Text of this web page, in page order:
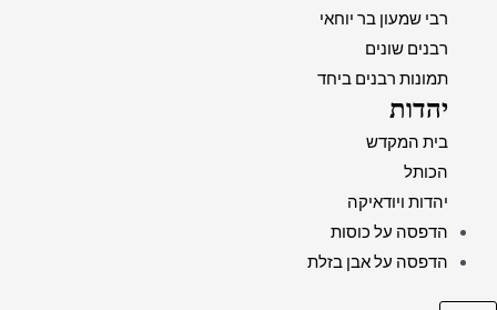
רבי שמעון בר יוחאי
רבנים שונים
תמונות רבנים ביחד
יהדות
בית המקדש
הכותל
יהדות ויודאיקה
הדפסה על כוסות
הדפסה על אבן בזלת